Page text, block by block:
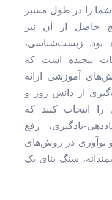
شما را در طول مسیر
حاصل از آن نیز
بود. زیست‌شناسی،
پیچیده است که
آموزشی ارائه
از دانش روز و
را انتخاب کنند که
یادگیری، رفع
در روش‌های
سنگ بنای یک